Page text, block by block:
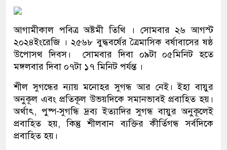
আগামীকাল পবিত্র অষ্টমী তিথি । সোমবার ২৬ আগস্ট
২০২৪ইংরেজি । ২৫৬৮ বুদ্ধবর্ষের ত্রৈমাসিক বর্ষাবাসের ষষ্ঠ
উপোসথ দিবস। সোমবার দিবা ০৯টা ০৫মিনিট হতে
মঙ্গলবার দিবা ০৭টা ১৭ মিনিট পর্যন্ত ।
শীল সুগন্ধের ন্যায় মনোহর সুগন্ধ আর নেই। ইহা বায়ুর
অনুকূল এবং প্রতিকূল উভয়দিকে সমানভাবই প্রবাহিত হয়।
অর্থাৎ, পুষ্প-সুগন্ধি দ্রব্য ইত্যাদির সুগন্ধ বায়ুর অনুকূলেই
প্রবাহিত হয়, কিন্তু শীলবান ব্যক্তির কীর্তিগন্ধ সর্বদিকে
প্রবাহিত হয়।